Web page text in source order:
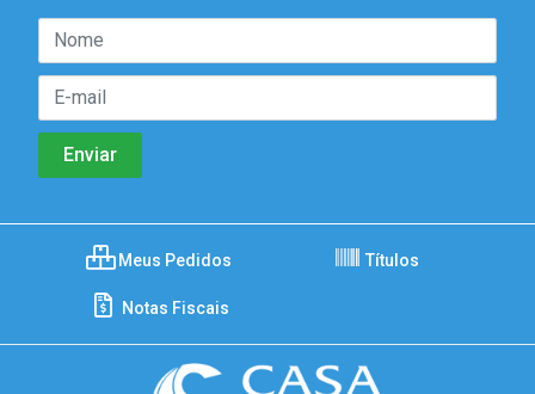
Meus Pedidos Títulos
Notas Fiscais